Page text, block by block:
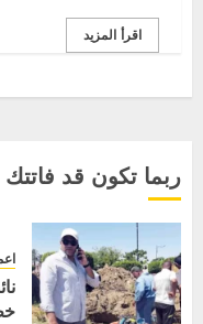
اقرأ المزيد
ربما تكون قد فاتتك
خط